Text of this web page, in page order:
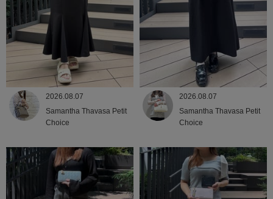
2026.08.07
Samantha Thavasa Petit
Choice
2026.08.07
Samantha Thavasa Petit
Choice